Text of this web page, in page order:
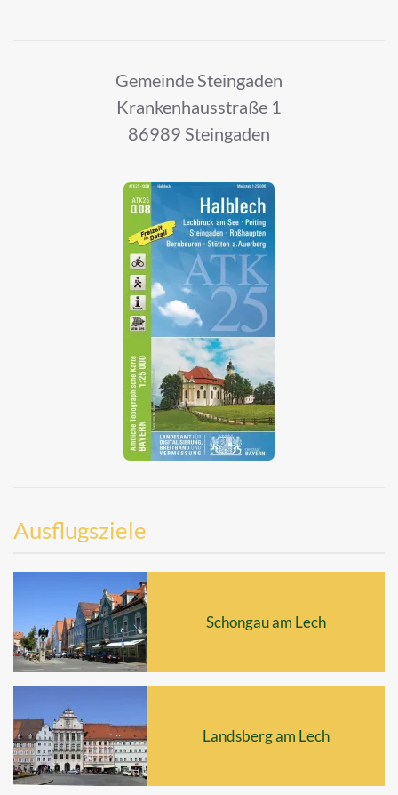
Gemeinde Steingaden
Krankenhausstraße 1
86989 Steingaden
Ausflugsziele
Schongau am Lech
Landsberg am Lech